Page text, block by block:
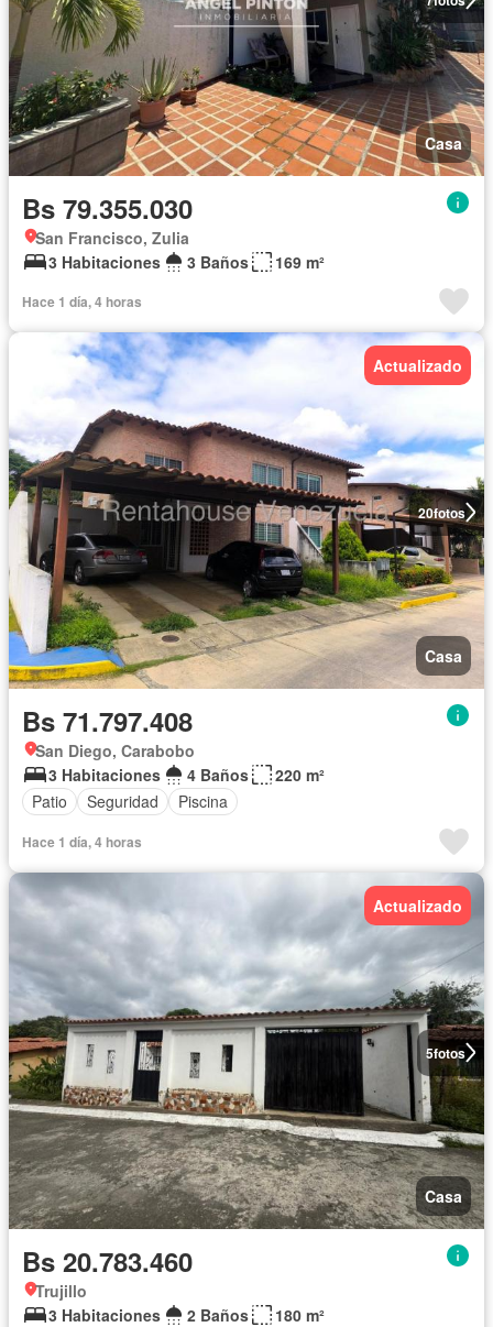
Casa
Bs 79.355.030
San Francisco, Zulia
3 Habitaciones
3 Baños 169 m²
Hace 1 día, 4 horas
20fotos
Actualizado
Casa
Bs 71.797.408
San Diego, Carabobo
3 Habitaciones
4 Baños
220 m²
Patio
Seguridad Piscina
Hace 1 día, 4 horas
5fotos
Actualizado
Casa
Bs 20.783.460
Trujillo
3 Habitaciones
2 Baños
180 m²